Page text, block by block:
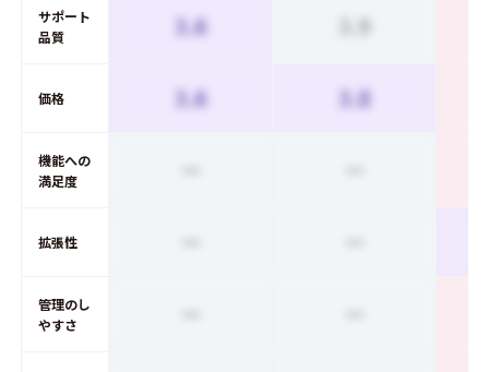
サポート
品質
3.6 3.9
価格 3.6 3.8
機能への
満足度
拡張性
管理のし
やすさ